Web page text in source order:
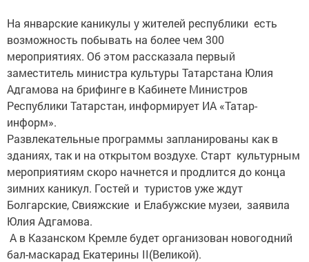
На январские каникулы у жителей республики есть
возможность побывать на более чем 300
мероприятиях. Об этом рассказала первый
заместитель министра культуры Татарстана Юлия
Адгамова на брифинге в Кабинете Министров
Республики Татарстан, информирует ИА «Татар-
информ».
Развлекательные программы запланированы как в
зданиях, так и на открытом воздухе. Старт культурным
мероприятиям скоро начнется и продлится до конца
зимних каникул. Гостей и туристов уже ждут
Болгарские, Свияжские и Елабужские музеи, заявила
Юлия Адгамова.
А в Казанском Кремле будет организован новогодний
бал-маскарад Екатерины II(Великой).